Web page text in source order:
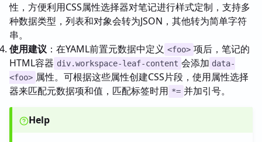
性，方便利用CSS属性选择器对笔记进行样式定制，支持多
种数据类型，列表和对象会转为JSON，其他转为简单字符
串。
使用建议 ：在YAML前置元数据中定义 <foo> 项后，笔记的
HTML容器 div.workspace-leaf-content 会添加 data-
<foo> 属性。可根据这些属性创建CSS片段，使用属性选择
器来匹配元数据项和值，匹配标签时用 *= 并加引号。
Help